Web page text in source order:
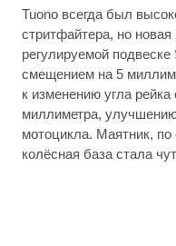
Tuono всегда был
стритфайтера, но
регулируемой
смещением на 5
к изменению угла
миллиметра,
мотоцикла. Маятник,
колёсная база стала